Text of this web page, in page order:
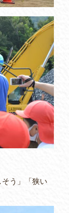
そう」「狭い